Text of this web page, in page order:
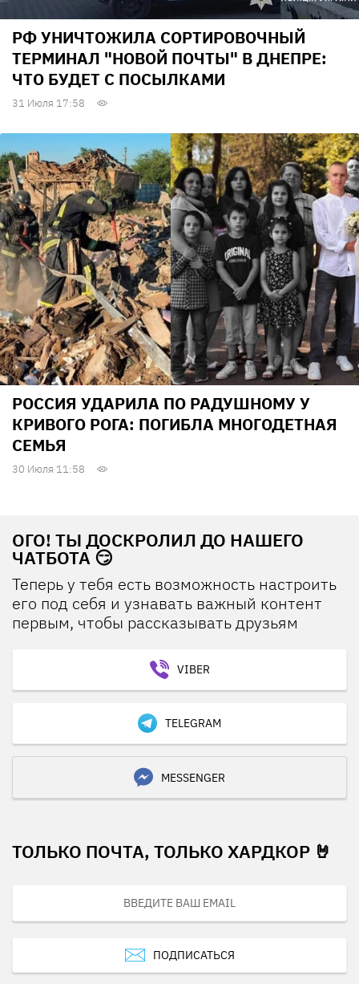
РФ УНИЧТОЖИЛА СОРТИРОВОЧНЫЙ
ТЕРМИНАЛ "НОВОЙ ПОЧТЫ" В ДНЕПРЕ:
ЧТО БУДЕТ С ПОСЫЛКАМИ
31 Июля 17:58
РОССИЯ УДАРИЛА ПО РАДУШНОМУ У
КРИВОГО РОГА: ПОГИБЛА МНОГОДЕТНАЯ
СЕМЬЯ
30 Июля 11:58
ОГО! ТЫ ДОСКРОЛИЛ ДО НАШЕГО
ЧАТБОТА 😏
Теперь у тебя есть возможность настроить
его под себя и узнавать важный контент
первым, чтобы рассказывать друзьям
VIBER
TELEGRAM
MESSENGER
ТОЛЬКО ПОЧТА, ТОЛЬКО ХАРДКОР 🤘
ПОДПИСАТЬСЯ